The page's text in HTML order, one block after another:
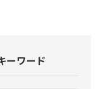
ーワード